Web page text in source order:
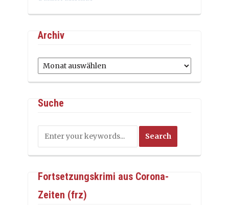
Archiv
Archiv
Suche
Fortsetzungskrimi aus Corona-
Zeiten (frz)